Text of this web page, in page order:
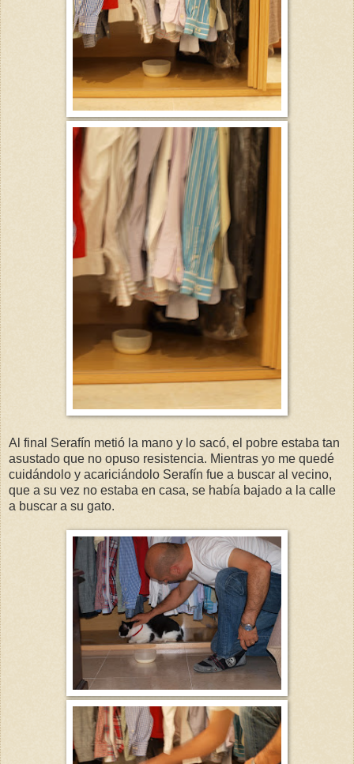
Al final Serafín metió la mano y lo sacó, el pobre estaba tan
asustado que no opuso resistencia. Mientras yo me quedé
cuidándolo y acariciándolo Serafín fue a buscar al vecino,
que a su vez no estaba en casa, se había bajado a la calle
a buscar a su gato.